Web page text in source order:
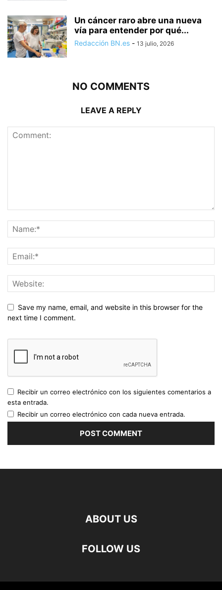
Un cáncer raro abre una nueva
vía para entender por qué...
Redacción BN.es - 13 julio, 2026
NO COMMENTS
LEAVE A REPLY
Save my name, email, and website in this browser for the
next time I comment.
Recibir un correo electrónico con los siguientes comentarios a
esta entrada.
Recibir un correo electrónico con cada nueva entrada.
ABOUT US
FOLLOW US